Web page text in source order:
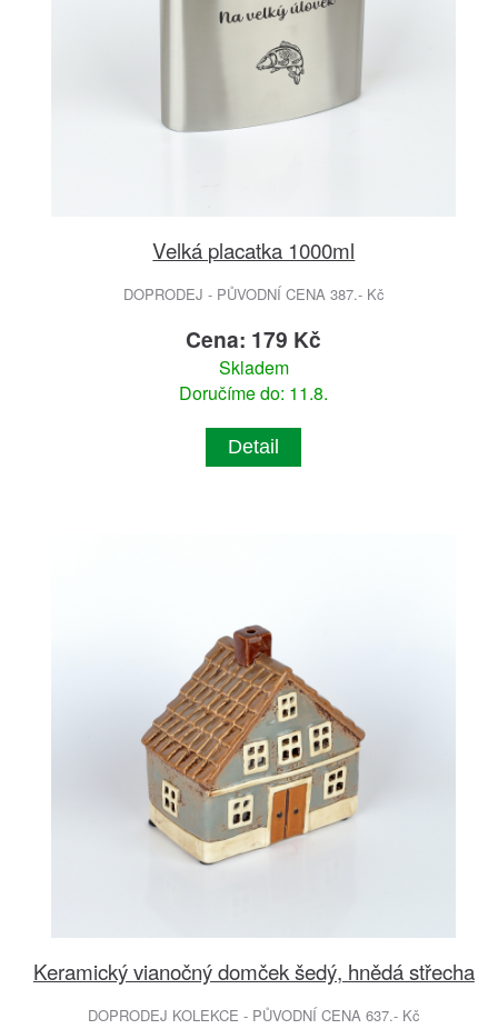
Velká placatka 1000ml
DOPRODEJ - PŮVODNÍ CENA 387.- Kč
Cena: 179 Kč
Skladem
Doručíme do: 11.8.
Detail
Keramický vianočný domček šedý, hnědá střecha
DOPRODEJ KOLEKCE - PŮVODNÍ CENA 637.- Kč